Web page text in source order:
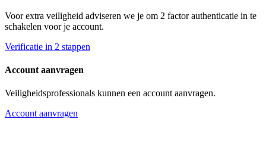
Voor extra veiligheid adviseren we je om 2 factor authenticatie in te
schakelen voor je account.
Verificatie in 2 stappen
Account aanvragen
Veiligheidsprofessionals kunnen een account aanvragen.
Account aanvragen